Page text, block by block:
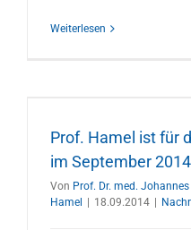
Weiterlesen
Prof. Hamel ist für
im September
Von Prof. Dr. med. Johannes
Hamel
18.09.2014